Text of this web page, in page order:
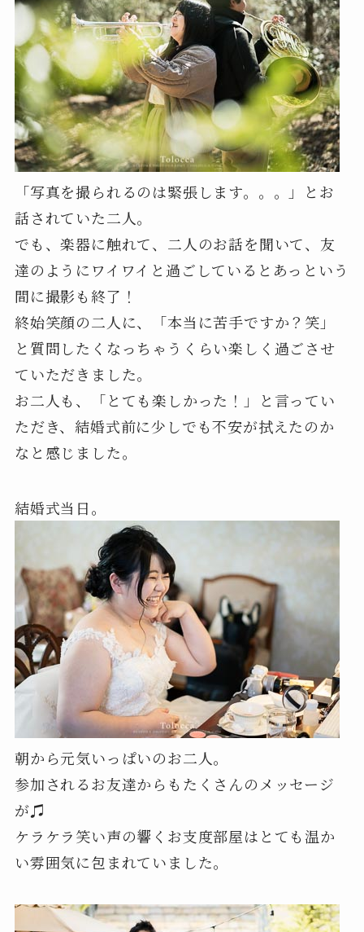
「写真を撮られるのは緊張します。。。」とお
話されていた二人。
でも、楽器に触れて、二人のお話を聞いて、友
達のようにワイワイと過ごしているとあっという
間に撮影も終了！
終始笑顔の二人に、「本当に苦手ですか？笑」
と質問したくなっちゃうくらい楽しく過ごさせ
ていただきました。
お二人も、「とても楽しかった！」と言ってい
ただき、結婚式前に少しでも不安が拭えたのか
なと感じました。
結婚式当日。
朝から元気いっぱいのお二人。
参加されるお友達からもたくさんのメッセージ
が♫
ケラケラ笑い声の響くお支度部屋はとても温か
い雰囲気に包まれていました。